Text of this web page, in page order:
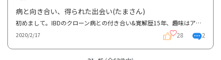
病と向き合い、得られた出会い(たまさん)
初めまして。IBDのクローン病との付き合い&寛解歴15年、趣味はアニメやゲームや漫画が好きな、北の大地...
2020/2/17 28 2